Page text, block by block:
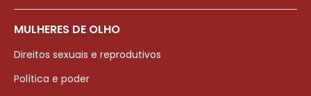
MULHERES DE OLHO
Direitos sexuais e reprodutivos
Política e poder